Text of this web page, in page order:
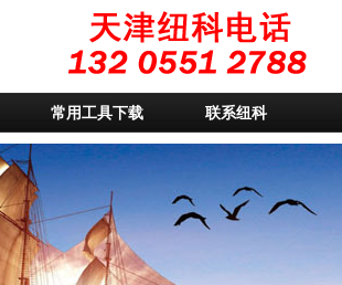
常用工具下载 联系纽科